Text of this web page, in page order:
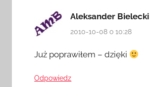
Aleksander Bielecki
2010-10-08 o 10:28
Już poprawiłem – dzięki
Odpowiedz